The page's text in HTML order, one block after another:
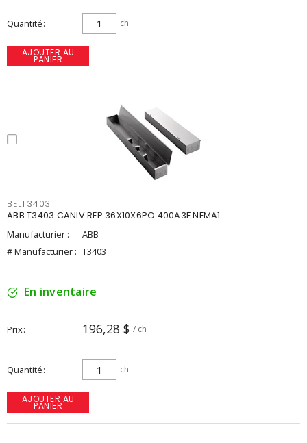
Quantité ch
AJOUTER AU
PANIER
BELT3403
ABB T3403 CANIV REP 36X10X6PO 400A3F NEMA1
Manufacturier :
ABB
# Manufacturier : T3403
En inventaire
Prix 196,28 $ / ch
Quantité ch
AJOUTER AU
PANIER